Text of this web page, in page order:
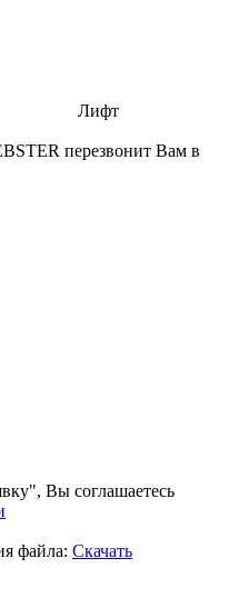
Лифт
перезвонит Вам в
Вы соглашаетесь
файла: Скачать